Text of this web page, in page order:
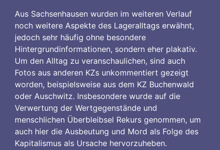
Aus Sachsenhausen wurden im weiteren Verlauf
noch weitere Aspekte des Lageralltags erwähnt,
jedoch sehr häufig ohne besondere
Hintergrundinformationen, sondern eher plakativ.
Um den Alltag zu veranschaulichen, sind auch
Fotos aus anderen KZs unkommentiert gezeigt
worden, beispielsweise aus dem KZ Buchenwald
oder Auschwitz. Insbesondere wurde auf die
Verwertung der Wertgegenstände und
menschlichen Überbleibsel Rekurs genommen, um
auch hier die Ausbeutung und Mord als Folge des
Kapitalismus als Ursache hervorzuheben.